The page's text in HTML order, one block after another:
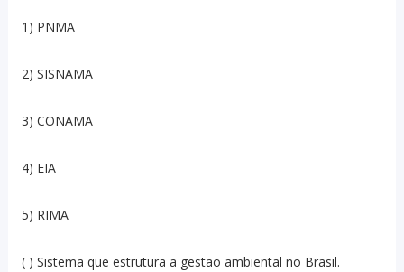
1) PNMA
2) SISNAMA
3) CONAMA
4) EIA
5) RIMA
( ) Sistema que estrutura a gestão ambiental no Brasil.